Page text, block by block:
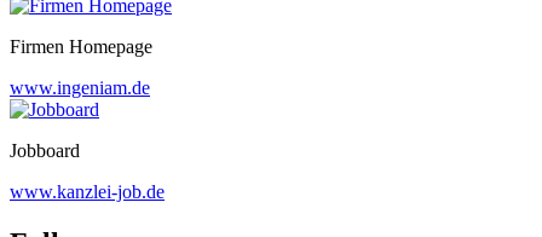
Firmen Homepage
www.ingeniam.de
Jobboard
www.kanzlei-job.de